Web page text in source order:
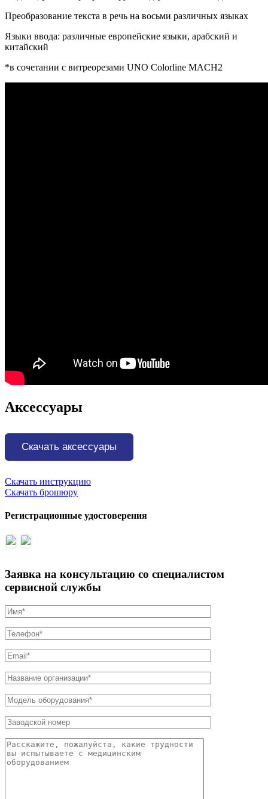
Преобразование текста в речь на восьми различных языках
Языки ввода: различные европейские языки, арабский и
китайский
*в сочетании с витреорезами UNO Colorline MACH2
Аксессуары
Скачать аксессуары
Скачать инструкцию
Скачать брошюру
Регистрационные удостоверения
Заявка на консультацию со специалистом
сервисной службы